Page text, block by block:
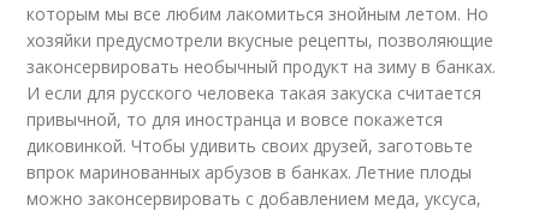
которым мы все любим лакомиться знойным летом. Но
хозяйки предусмотрели вкусные рецепты, позволяющие
законсервировать необычный продукт на зиму в банках.
И если для русского человека такая закуска считается
привычной, то для иностранца и вовсе покажется
диковинкой. Чтобы удивить своих друзей, заготовьте
впрок маринованных арбузов в банках. Летние плоды
можно законсервировать с добавлением меда, уксуса,